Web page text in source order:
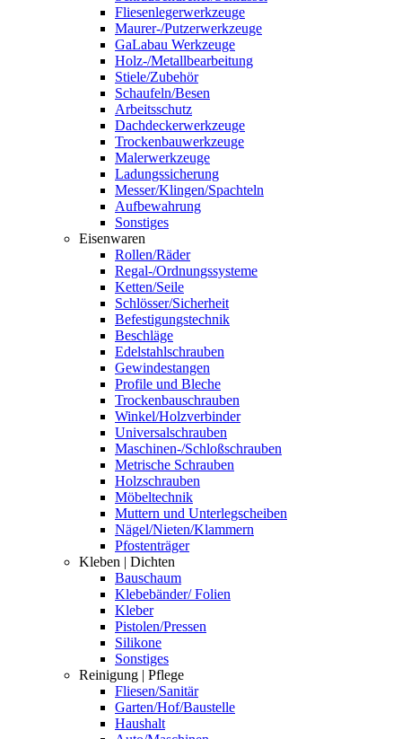
Fliesenlegerwerkzeuge
Maurer-/Putzerwerkzeuge
GaLabau Werkzeuge
Holz-/Metallbearbeitung
Stiele/Zubehör
Schaufeln/Besen
Arbeitsschutz
Dachdeckerwerkzeuge
Trockenbauwerkzeuge
Malerwerkzeuge
Ladungssicherung
Messer/Klingen/Spachteln
Aufbewahrung
Sonstiges
Eisenwaren
Rollen/Räder
Regal-/Ordnungssysteme
Ketten/Seile
Schlösser/Sicherheit
Befestigungstechnik
Beschläge
Edelstahlschrauben
Gewindestangen
Profile und Bleche
Trockenbauschrauben
Winkel/Holzverbinder
Universalschrauben
Maschinen-/Schloßschrauben
Metrische Schrauben
Holzschrauben
Möbeltechnik
Muttern und Unterlegscheiben
Nägel/Nieten/Klammern
Pfostenträger
Kleben | Dichten
Bauschaum
Klebebänder/ Folien
Kleber
Pistolen/Pressen
Silikone
Sonstiges
Reinigung | Pflege
Fliesen/Sanitär
Garten/Hof/Baustelle
Haushalt